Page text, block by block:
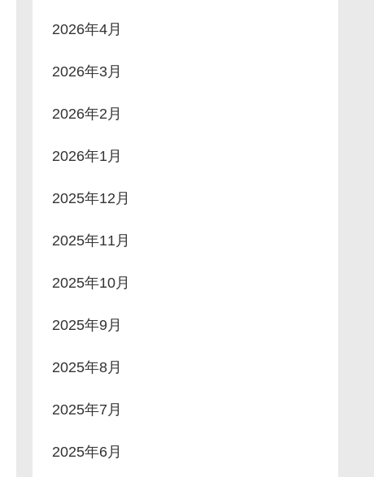
2026年4月
2026年3月
2026年2月
2026年1月
2025年12月
2025年11月
2025年10月
2025年9月
2025年8月
2025年7月
2025年6月